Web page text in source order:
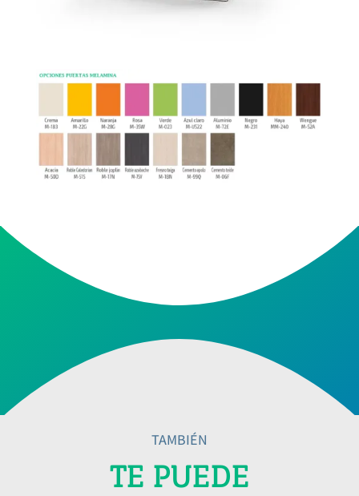
TAMBIÉN
TE PUEDE